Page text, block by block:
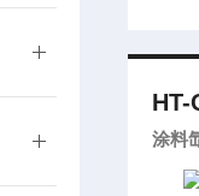
HT-
涂料